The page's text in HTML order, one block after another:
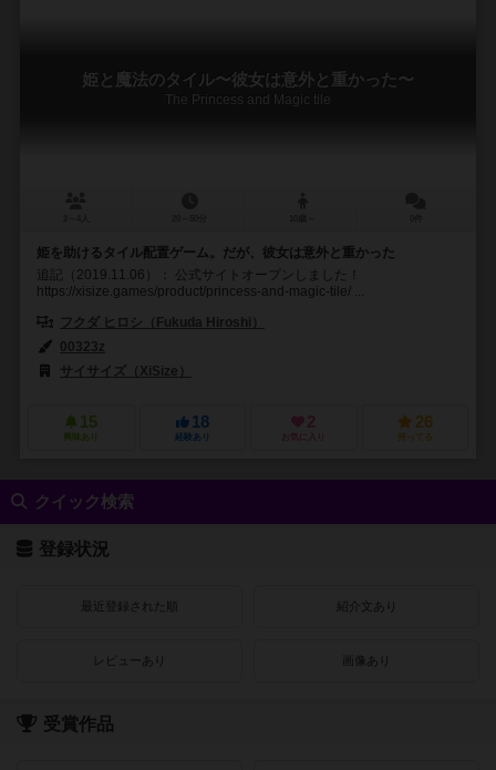
姫と魔法のタイル〜彼女は意外と重かった〜
The Princess and Magic tile
姫を助けるタイル配置ゲーム。だが、彼女は意外と重かった
追記（2019.11.06）： 公式サイトオープンしました！
https://xisize.games/product/princess-and-magic-tile/ ...
フクダ ヒロシ（Fukuda Hiroshi）
00323z
サイサイズ（XiSize）
15
興味あり
18
経験あり
2
お気に入り
26
持ってる
クイック検索
登録状況
最近登録された順 紹介文あり
レビューあり 画像あり
受賞作品